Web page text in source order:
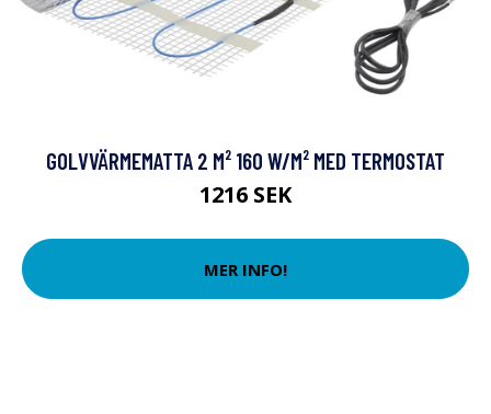
GOLVVÄRMEMATTA 2 M² 160 W/M² MED TERMOSTAT
1216 SEK
MER INFO!